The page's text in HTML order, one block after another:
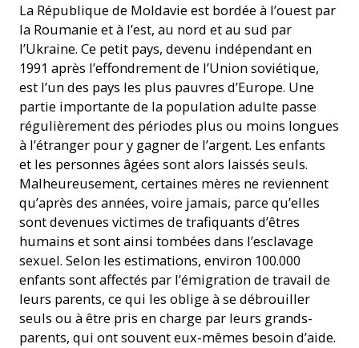
La République de Moldavie est bordée à l’ouest par
la Roumanie et à l’est, au nord et au sud par
l’Ukraine. Ce petit pays, devenu indépendant en
1991 après l’effondrement de l’Union soviétique,
est l’un des pays les plus pauvres d’Europe. Une
partie importante de la population adulte passe
régulièrement des périodes plus ou moins longues
à l’étranger pour y gagner de l’argent. Les enfants
et les personnes âgées sont alors laissés seuls.
Malheureusement, certaines mères ne reviennent
qu’après des années, voire jamais, parce qu’elles
sont devenues victimes de trafiquants d’êtres
humains et sont ainsi tombées dans l’esclavage
sexuel. Selon les estimations, environ 100.000
enfants sont affectés par l’émigration de travail de
leurs parents, ce qui les oblige à se débrouiller
seuls ou à être pris en charge par leurs grands-
parents, qui ont souvent eux-mêmes besoin d’aide.